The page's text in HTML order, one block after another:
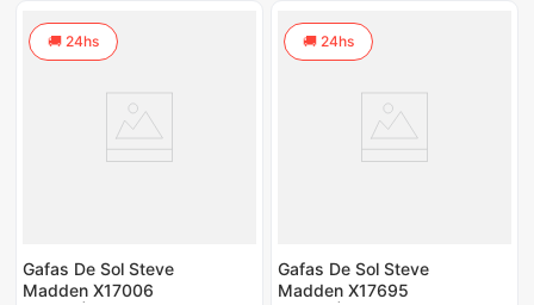
24hs
Gafas De Sol Steve
Madden X17006
24hs
Gafas De Sol Steve
Madden X17695